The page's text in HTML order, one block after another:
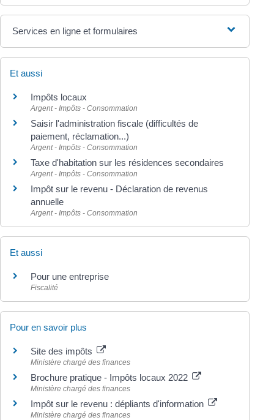
Services en ligne et formulaires
Et aussi
Impôts locaux
Argent - Impôts - Consommation
Saisir l'administration fiscale (difficultés de
paiement, réclamation...)
Argent - Impôts - Consommation
Taxe d'habitation sur les résidences secondaires
Argent - Impôts - Consommation
Impôt sur le revenu - Déclaration de revenus
annuelle
Argent - Impôts - Consommation
Et aussi
Pour une entreprise
Fiscalité
Pour en savoir plus
Site des impôts
Ministère chargé des finances
Brochure pratique - Impôts locaux 2022
Ministère chargé des finances
Impôt sur le revenu : dépliants d'information
Ministère chargé des finances